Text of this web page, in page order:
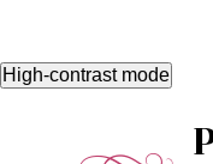
High-contrast mode